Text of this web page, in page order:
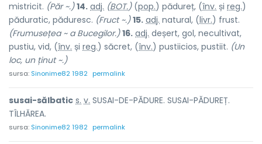
mistricit. (Păr ~.) 14. adj. (BOT.)(pop.) pădureț, (înv. și reg.)
păduratic, păduresc. (Fruct ~.) 15. adj. natural, (livr.) frust.
(Frumusețea ~ a Bucegilor.) 16. adj. deșert, gol, necultivat,
pustiu, vid, (înv. și reg.) săcret, (înv.) pustiicios, pustiit. (Un
loc, un ținut ~.)
sursa: Sinonime82 1982 permalink
susai-sălbatic s. v. SUSAI-DE-PĂDURE. SUSAI-PĂDUREȚ.
TÎLHĂREA.
sursa: Sinonime82 1982 permalink